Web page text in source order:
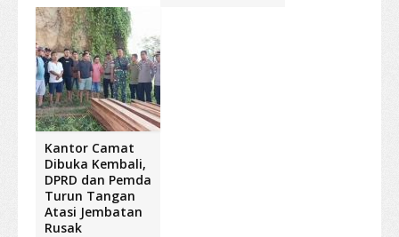
Kantor Camat
Dibuka Kembali,
DPRD dan Pemda
Turun Tangan
Atasi Jembatan
Rusak